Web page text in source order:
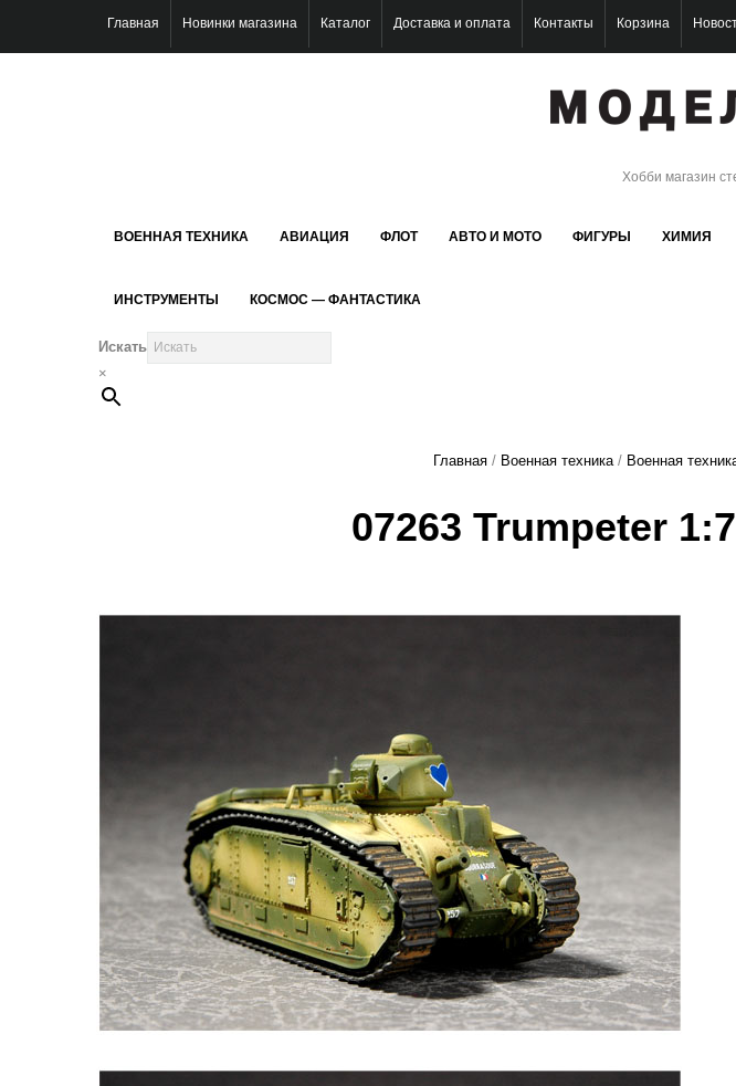
Главная Новинки магазина Каталог Доставка и оплата Контакты Корзина
Хобби магазин
ВОЕННАЯ ТЕХНИКА АВИАЦИЯ ФЛОТ АВТО И МОТО ФИГУРЫ ХИМИЯ
ИНСТРУМЕНТЫ КОСМОС — ФАНТАСТИКА
Искать
×
Главная/ Военная техника/ Военная
07263 Trumpeter